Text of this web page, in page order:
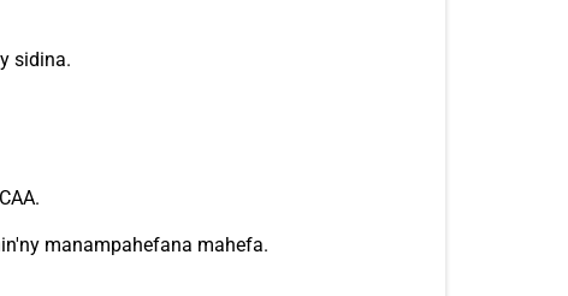
sidina.
manampahefana mahefa.